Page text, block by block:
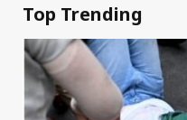
Top Trending